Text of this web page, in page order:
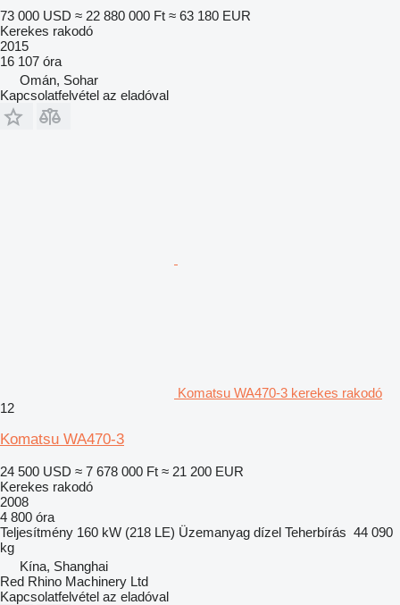
73 000 USD ≈ 22 880 000 Ft ≈ 63 180 EUR
Kerekes rakodó
2015
16 107 óra
Omán, Sohar
Kapcsolatfelvétel az eladóval
Komatsu WA470-3 kerekes rakodó
12
Komatsu WA470-3
24 500 USD ≈ 7 678 000 Ft ≈ 21 200 EUR
Kerekes rakodó
2008
4 800 óra
Teljesítmény 160 kW (218 LE) Üzemanyag dízel Teherbírás 44 090
kg
Kína, Shanghai
Red Rhino Machinery Ltd
Kapcsolatfelvétel az eladóval